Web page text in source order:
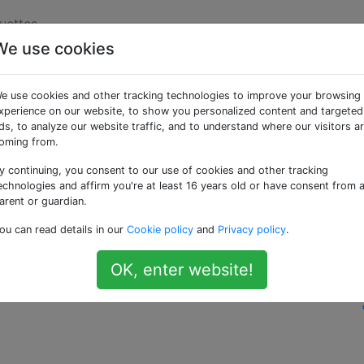
une requête de
de ma requête. Il semble y avoir beaucoup de
.
de l'URL pour que la recherche Google
use cookies
use cookies and other tracking technologies to improve your browsing
on our website, to show you personalized content and targeted
to analyze our website traffic, and to understand where our visitors
from.
continuing, you consent to our use of cookies and other tracking
and affirm you're at least 16 years old or have consent from a
or guardian.
can read details in our Cookie policy and Privacy policy.
OK, enter website!